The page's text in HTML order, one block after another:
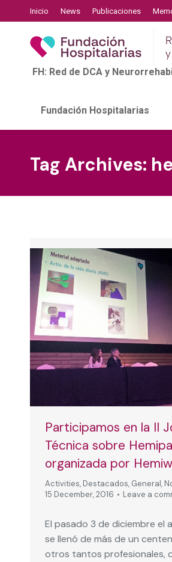
Inicio News Publicaciones
FH: Red de DCA y
Fundación Hospitalarias
Tag Archives:
Participamos en la II
Técnica sobre
organizada por
Activities, Destacados, General,
15 December, 2016
Leave a
El pasado 3 de diciembre el
se llenó de más de un
otros tantos profesionales,